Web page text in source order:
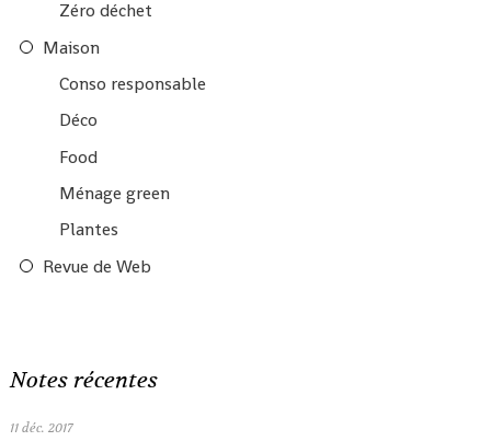
Zéro déchet
Maison
Conso responsable
Déco
Food
Ménage green
Plantes
Revue de Web
Notes récentes
11 déc. 2017